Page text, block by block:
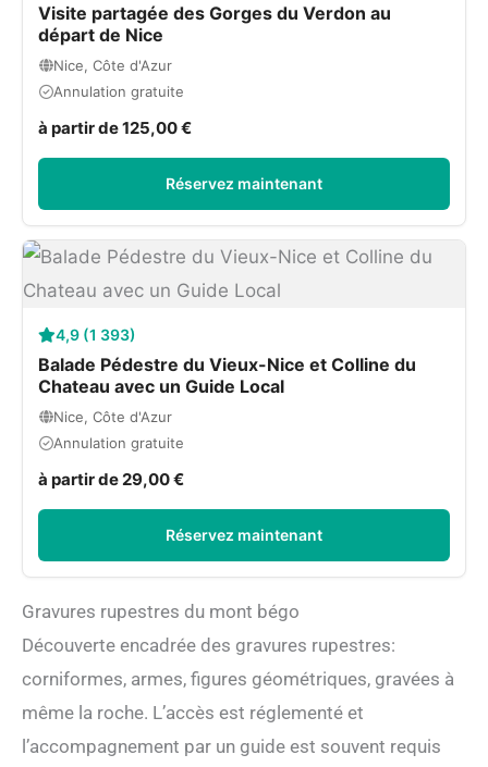
Visite partagée des Gorges du Verdon au
départ de Nice
Nice, Côte d'Azur
Annulation gratuite
à partir de 125,00 €
Réservez maintenant
4,9 (1 393)
Balade Pédestre du Vieux-Nice et Colline du
Chateau avec un Guide Local
Nice, Côte d'Azur
Annulation gratuite
à partir de 29,00 €
Réservez maintenant
Gravures rupestres du mont bégo
Découverte encadrée des gravures rupestres:
corniformes, armes, figures géométriques, gravées à
même la roche. L’accès est réglementé et
l’accompagnement par un guide est souvent requis